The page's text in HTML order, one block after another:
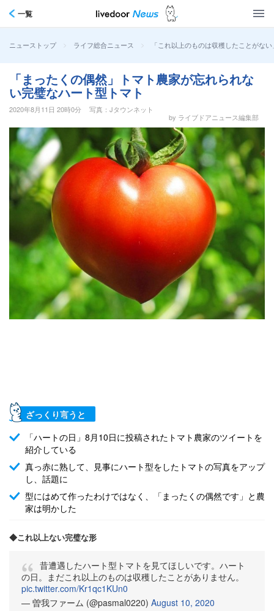
一覧
ニューストップ > ライフ総合ニュース > 「これ以上のものは収穫したことがな
「まったくの偶然」トマト農家が忘れられな
い完璧なハート型トマト
2020年8月11日 20時0分
写真：Jタウンネット
by ライブドアニュース編集部
ざっくり言うと
「ハートの日」8月10日に投稿されたトマト農家のツイートを
紹介している
真っ赤に熟して、見事にハート型をしたトマトの写真をアップ
し、話題に
型にはめて作ったわけではなく、「まったくの偶然です」と農
家は明かした
◆これ以上ない完璧な形
昔遭遇したハート型トマトを見てほしいです。ハート
の日。まだこれ以上のものは収穫したことがありません。
pic.twitter.com/Kr1qc1KUn0
— 曽我ファーム (@pasmal0220) August 10, 2020